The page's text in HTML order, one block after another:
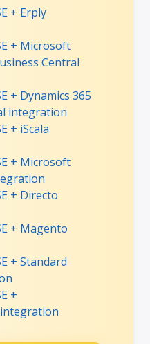
+ Erply
+ Microsoft
Central
+ Dynamics 365
integration
+ iScala
+ Microsoft
+ Directo
+ Magento
+ Standard
+